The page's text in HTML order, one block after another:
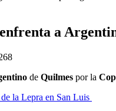
a
de Quilmes por la
la Lepra en San Luis